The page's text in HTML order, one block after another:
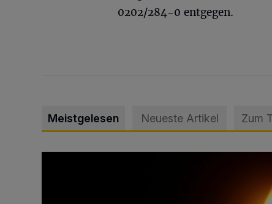
0202/284-0 entgegen.
Meistgelesen Neueste Artikel Zum